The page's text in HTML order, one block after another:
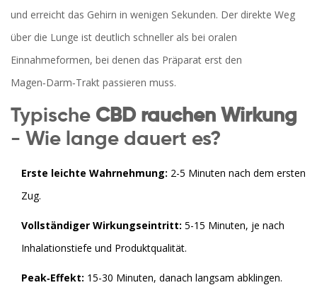
und erreicht das Gehirn in wenigen Sekunden. Der direkte Weg
über die Lunge ist deutlich schneller als bei oralen
Einnahmeformen, bei denen das Präparat erst den
Magen‑Darm‑Trakt passieren muss.
Typische CBD rauchen Wirkung
- Wie lange dauert es?
Erste leichte Wahrnehmung: 2-5 Minuten nach dem ersten
Zug.
Vollständiger Wirkungseintritt: 5-15 Minuten, je nach
Inhalationstiefe und Produktqualität.
Peak‑Effekt: 15-30 Minuten, danach langsam abklingen.